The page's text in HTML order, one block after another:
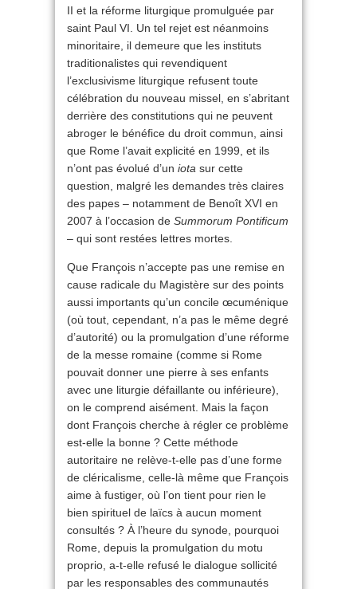
II et la réforme liturgique promulguée par
saint Paul VI. Un tel rejet est néanmoins
minoritaire, il demeure que les instituts
traditionalistes qui revendiquent
l’exclusivisme liturgique refusent toute
célébration du nouveau missel, en s’abritant
derrière des constitutions qui ne peuvent
abroger le bénéfice du droit commun, ainsi
que Rome l’avait explicité en 1999, et ils
n’ont pas évolué d’un iota sur cette
question, malgré les demandes très claires
des papes – notamment de Benoît XVI en
2007 à l’occasion de Summorum Pontificum
– qui sont restées lettres mortes.
Que François n’accepte pas une remise en
cause radicale du Magistère sur des points
aussi importants qu’un concile œcuménique
(où tout, cependant, n’a pas le même degré
d’autorité) ou la promulgation d’une réforme
de la messe romaine (comme si Rome
pouvait donner une pierre à ses enfants
avec une liturgie défaillante ou inférieure),
on le comprend aisément. Mais la façon
dont François cherche à régler ce problème
est-elle la bonne ? Cette méthode
autoritaire ne relève-t-elle pas d’une forme
de cléricalisme, celle-là même que François
aime à fustiger, où l’on tient pour rien le
bien spirituel de laïcs à aucun moment
consultés ? À l’heure du synode, pourquoi
Rome, depuis la promulgation du motu
proprio, a-t-elle refusé le dialogue sollicité
par les responsables des communautés